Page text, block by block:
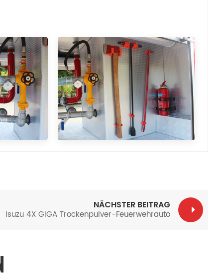
NÄCHSTER BEITRAG
Isuzu 4X GIGA Trockenpulver-Feuerwehrauto